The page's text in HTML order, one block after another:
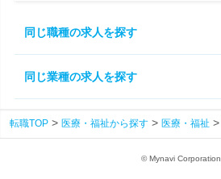
同じ職種の求人を探す
同じ業種の求人を探す
転職TOP 医療・福祉から探す 医療・福祉
© Mynavi Corporation